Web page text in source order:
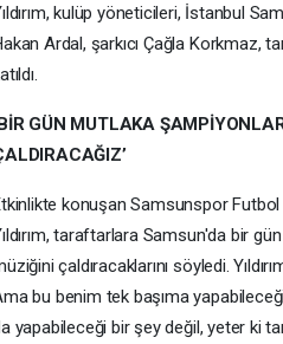
kulüp yöneticileri, İstanbul
Ardal, şarkıcı Çağla Korkmaz,
GÜN MUTLAKA
konuşan Samsunspor Futbol
taraftarlara Samsun'da bir
çaldıracaklarını söyledi.
bu benim tek başıma
yapabileceği bir şey değil, yeter ki